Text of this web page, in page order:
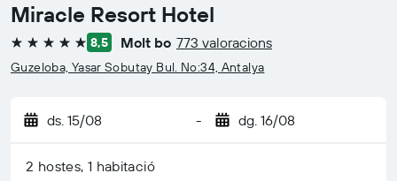
Miracle Resort Hotel
5 estrelles 8,5 Molt bo 773 valoracions
Guzeloba, Yasar Sobutay Bul. No:34, Antalya
ds. 15/08 - dg. 16/08
2 hostes, 1 habitació